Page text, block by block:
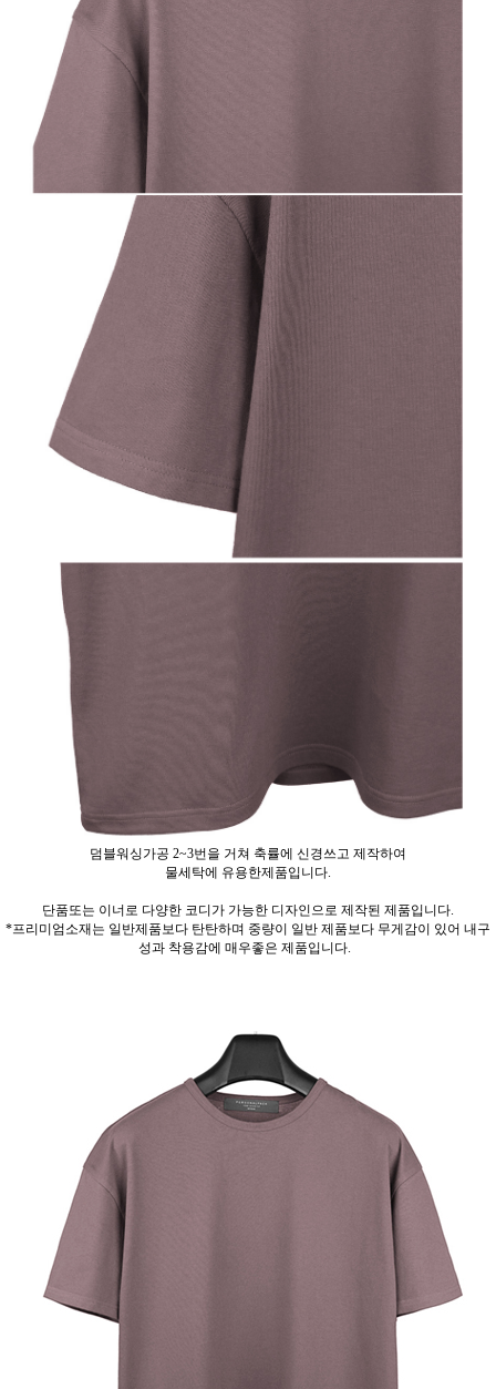
덤블워싱가공 2~3번을 거쳐 축률에 신경쓰고 제작하여
물세탁에 유용한제품입니다.
단품또는 이너로 다양한 코디가 가능한 디자인으로 제작된 제품입니다.
*프리미엄소재는 일반제품보다 탄탄하며 중량이 일반 제품보다 무게감이 있어 내구
성과 착용감에 매우좋은 제품입니다.